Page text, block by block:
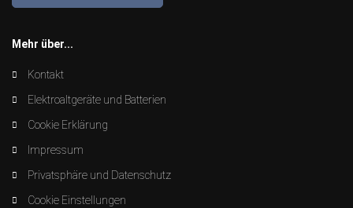
Mehr über...
Kontakt
Elektroaltgeräte und Batterien
Cookie Erklärung
Impressum
Privatsphäre und Datenschutz
Cookie Einstellungen